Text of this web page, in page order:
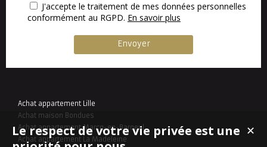
J'accepte le traitement de mes données personnelles
conformément au RGPD. En savoir plus
Achat appartement Lille
Achat maison Bondues
Achat appartement Marcq-en-Baroeul
Achat appartement La Madeleine
✕
Le respect de votre vie privée est une